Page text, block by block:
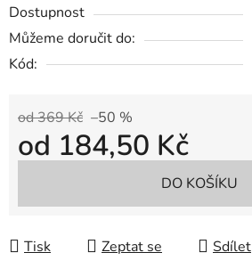
Dostupnost
Můžeme doručit do:
Kód:
od 369 Kč –50 %
od 184,50 Kč
DO KOŠÍKU
Tisk Zeptat se Sdílet